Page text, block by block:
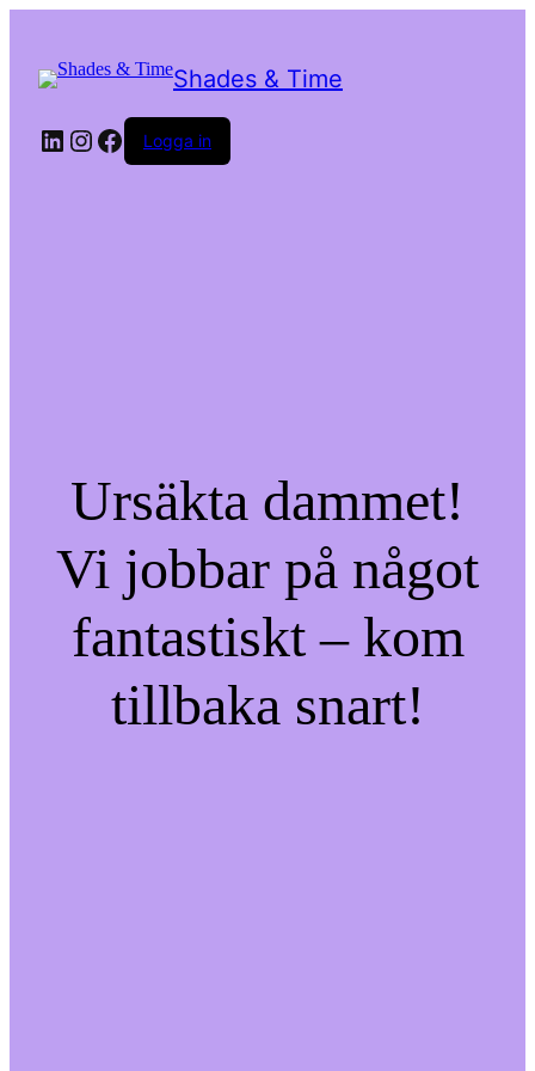
Shades & Time
LinkedIn
Instagram
Facebook
Logga in
Ursäkta dammet!
Vi jobbar på något
fantastiskt – kom
tillbaka snart!